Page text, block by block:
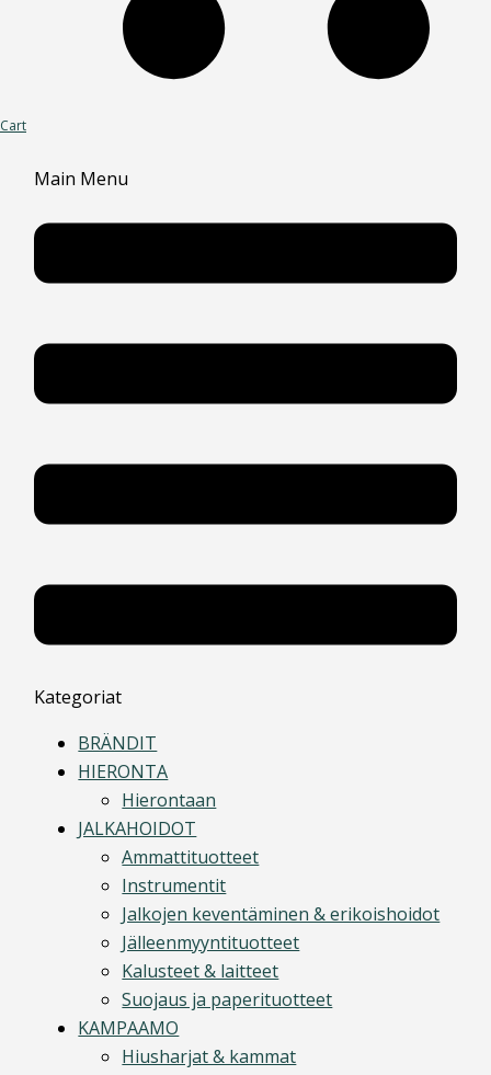
Cart
Main Menu
Kategoriat
BRÄNDIT
HIERONTA
Hierontaan
JALKAHOIDOT
Ammattituotteet
Instrumentit
Jalkojen keventäminen & erikoishoidot
Jälleenmyyntituotteet
Kalusteet & laitteet
Suojaus ja paperituotteet
KAMPAAMO
Hiusharjat & kammat